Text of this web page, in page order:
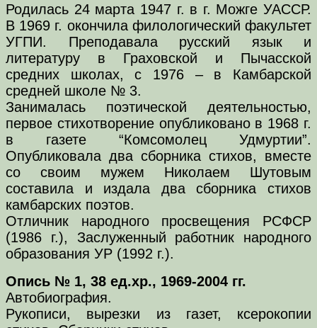
Родилась 24 марта 1947 г. в г. Можге УАССР.
В 1969 г. окончила филологический факультет
УГПИ. Преподавала русский язык и
литературу в Граховской и Пычасской
средних школах, с 1976 – в Камбарской
средней школе № 3.
Занималась поэтической деятельностью,
первое стихотворение опубликовано в 1968 г.
в газете “Комсомолец Удмуртии”.
Опубликовала два сборника стихов, вместе
со своим мужем Николаем Шутовым
составила и издала два сборника стихов
камбарских поэтов.
Отличник народного просвещения РСФСР
(1986 г.), Заслуженный работник народного
образования УР (1992 г.).
Опись № 1, 38 ед.хр., 1969-2004 гг.
Автобиография.
Рукописи, вырезки из газет, ксерокопии